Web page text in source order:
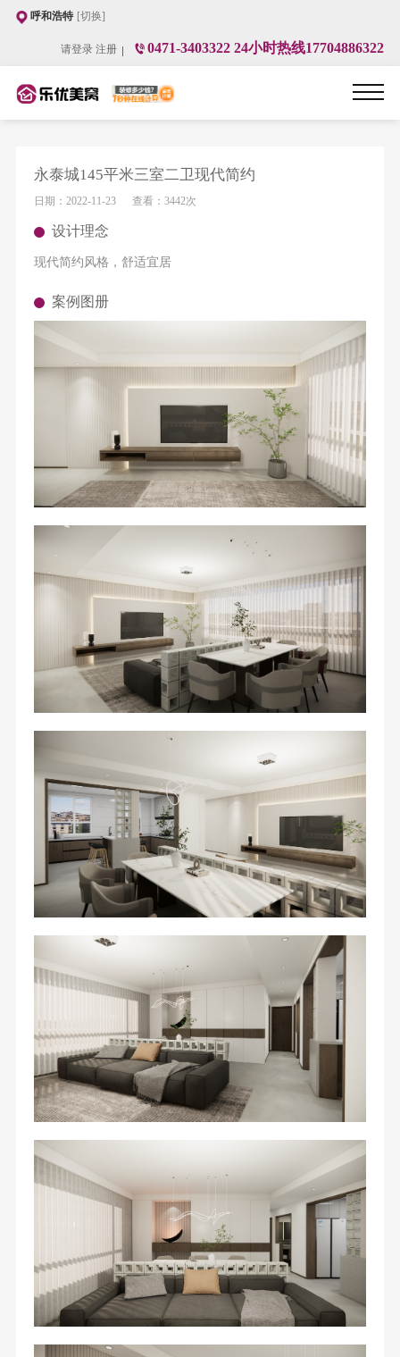
呼和浩特 [切换]
请登录 注册 0471-3403322 24小时热线17704886322
永泰城145平米三室二卫现代简约
日期： 2022-11-23查看： 3442次
设计理念
现代简约风格，舒适宜居
案例图册